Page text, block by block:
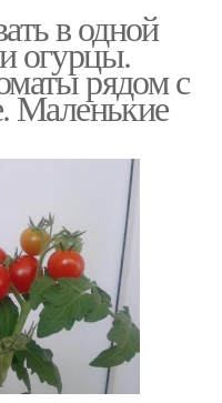
в одной
огурцы.
рядом с
Маленькие